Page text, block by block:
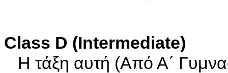
Class D (Intermediate)
Η τάξη αυτή (Από Α΄